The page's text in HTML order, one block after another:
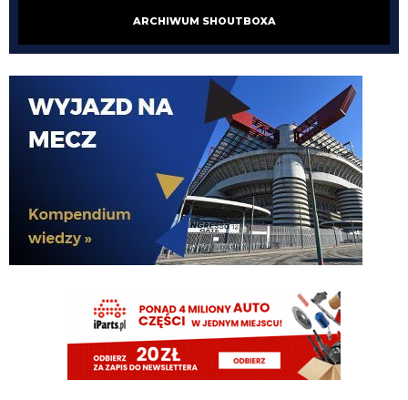
Nerazzurro90 09.08.2026 06:39
VVujek 09.08.2026 06:24
Dajcie spokój z Perisiciem, jeszcze byśmy nim rzygali.
Gorszy niż LH by nie był, a jak mamy nie wziąć nikogo, to już wolę Ivana, ale
pewnie PSV go nie puści jak im rogi robotę 😁
Kielben 09.08.2026 00:59
Swoje by jeszcze zrobił u nas 😉
08.08.2026 22:00
37 latek najlepszy na boisku....
08.08.2026 22:00
https://www.flashscore.pl/mecz/pilka-nozna/psv-M9UEHJWi/sittard-
ARCHIWUM SHOUTBOXA